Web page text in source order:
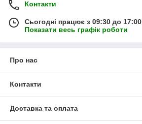
Контакти
Сьогодні працює з 09:30 до 17:00
Показати весь графік роботи
Про нас
Контакти
Доставка та оплата